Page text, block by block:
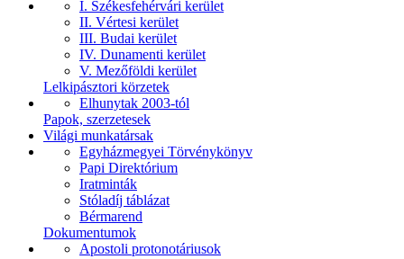
I. Székesfehérvári kerület
II. Vértesi kerület
III. Budai kerület
IV. Dunamenti kerület
V. Mezőföldi kerület
Lelkipásztori körzetek
Elhunytak 2003-tól
Papok, szerzetesek
Világi munkatársak
Egyházmegyei Törvénykönyv
Papi Direktórium
Iratminták
Stóladíj táblázat
Bérmarend
Dokumentumok
Apostoli protonotáriusok